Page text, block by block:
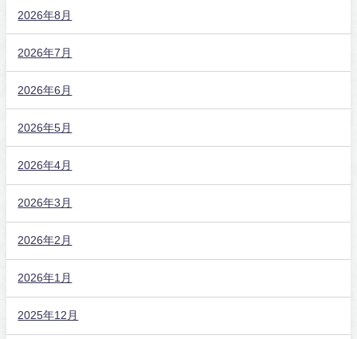
2026年8月
2026年7月
2026年6月
2026年5月
2026年4月
2026年3月
2026年2月
2026年1月
2025年12月